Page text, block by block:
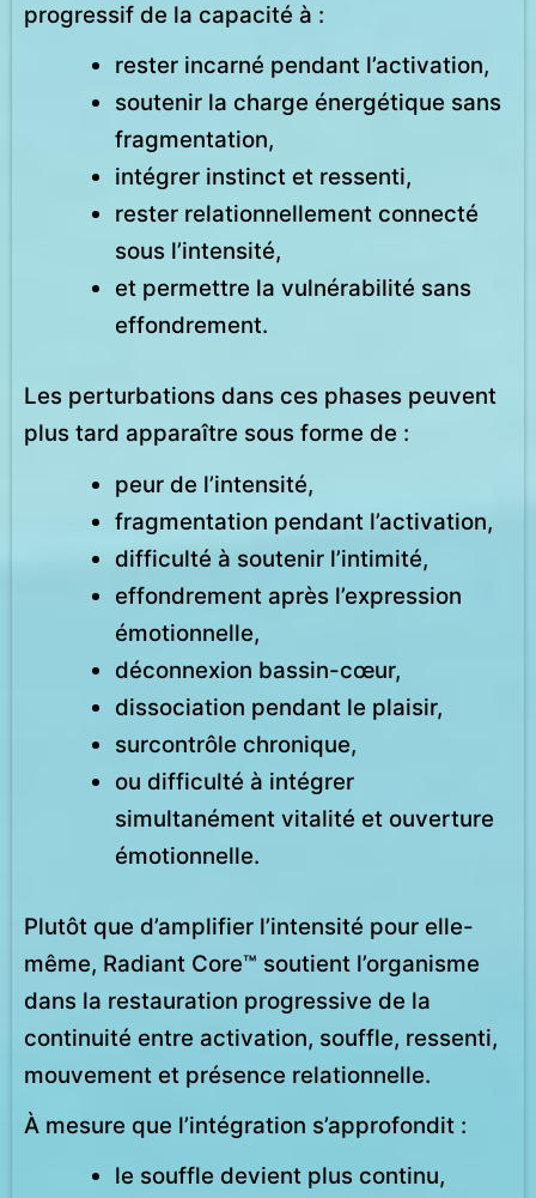
progressif de la capacité à :
rester incarné pendant l’activation,
soutenir la charge énergétique sans
fragmentation,
intégrer instinct et ressenti,
rester relationnellement connecté
sous l’intensité,
et permettre la vulnérabilité sans
effondrement.
Les perturbations dans ces phases peuvent
plus tard apparaître sous forme de :
peur de l’intensité,
fragmentation pendant l’activation,
difficulté à soutenir l’intimité,
effondrement après l’expression
émotionnelle,
déconnexion bassin-cœur,
dissociation pendant le plaisir,
surcontrôle chronique,
ou difficulté à intégrer
simultanément vitalité et ouverture
émotionnelle.
Plutôt que d’amplifier l’intensité pour elle-
même, Radiant Core™ soutient l’organisme
dans la restauration progressive de la
continuité entre activation, souffle, ressenti,
mouvement et présence relationnelle.
À mesure que l’intégration s’approfondit :
le souffle devient plus continu,